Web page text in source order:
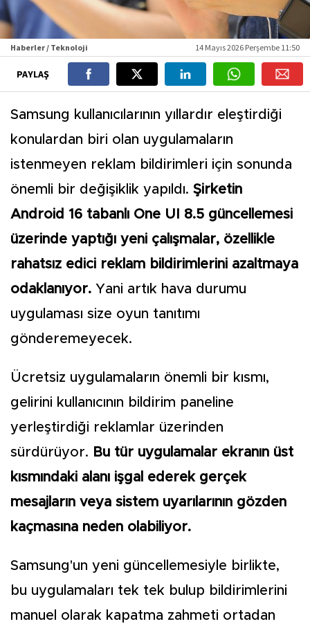
Haberler / Teknoloji 14 Mayıs 2026 Perşembe 11:50
PAYLAŞ
Samsung kullanıcılarının yıllardır eleştirdiği
konulardan biri olan uygulamaların
istenmeyen reklam bildirimleri için sonunda
önemli bir değişiklik yapıldı. Şirketin
Android 16 tabanlı One UI 8.5 güncellemesi
üzerinde yaptığı yeni çalışmalar, özellikle
rahatsız edici reklam bildirimlerini azaltmaya
odaklanıyor. Yani artık hava durumu
uygulaması size oyun tanıtımı
gönderemeyecek.
Ücretsiz uygulamaların önemli bir kısmı,
gelirini kullanıcının bildirim paneline
yerleştirdiği reklamlar üzerinden
sürdürüyor. Bu tür uygulamalar ekranın üst
kısmındaki alanı işgal ederek gerçek
mesajların veya sistem uyarılarının gözden
kaçmasına neden olabiliyor.
Samsung'un yeni güncellemesiyle birlikte,
bu uygulamaları tek tek bulup bildirimlerini
manuel olarak kapatma zahmeti ortadan